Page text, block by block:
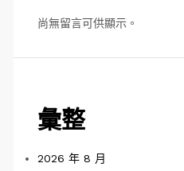
尚無留言可供顯示。
彙整
2026 年 8 月